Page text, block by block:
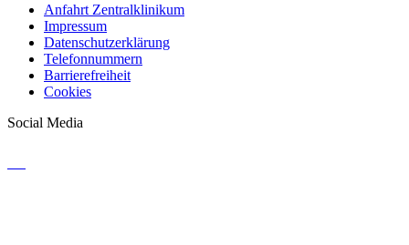
Anfahrt Zentralklinikum
Impressum
Datenschutzerklärung
Telefonnummern
Barrierefreiheit
Cookies
Social Media